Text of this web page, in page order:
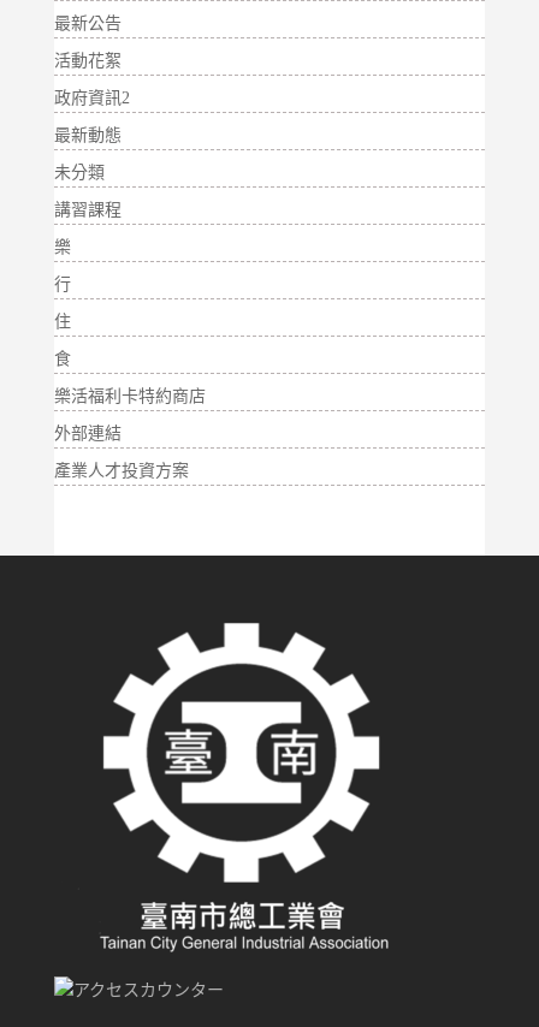
最新公告
活動花絮
政府資訊2
最新動態
未分類
講習課程
樂
行
住
食
樂活福利卡特約商店
外部連結
產業人才投資方案